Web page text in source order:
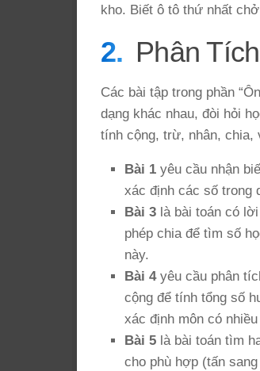
kho. Biết ô tô thứ nhất
Phân
Các bài tập trong phần
dạng khác nhau, đòi hỏi
tính cộng, trừ, nhân,
Bài 1 yêu cầu nhận
xác định các số trong
Bài 3 là bài toán có
phép chia để tìm số
này.
Bài 4yêu cầu phân
cộng để tính tổng số
xác định môn có
Bài 5 là bài toán tìm
cho phù hợp (tấn